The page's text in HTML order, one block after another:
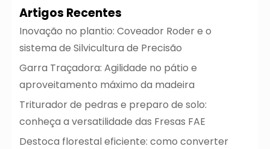
Artigos Recentes
Inovação no plantio: Coveador Roder e o
sistema de Silvicultura de Precisão
Garra Traçadora: Agilidade no pátio e
aproveitamento máximo da madeira
Triturador de pedras e preparo de solo:
conheça a versatilidade das Fresas FAE
Destoca florestal eficiente: como converter